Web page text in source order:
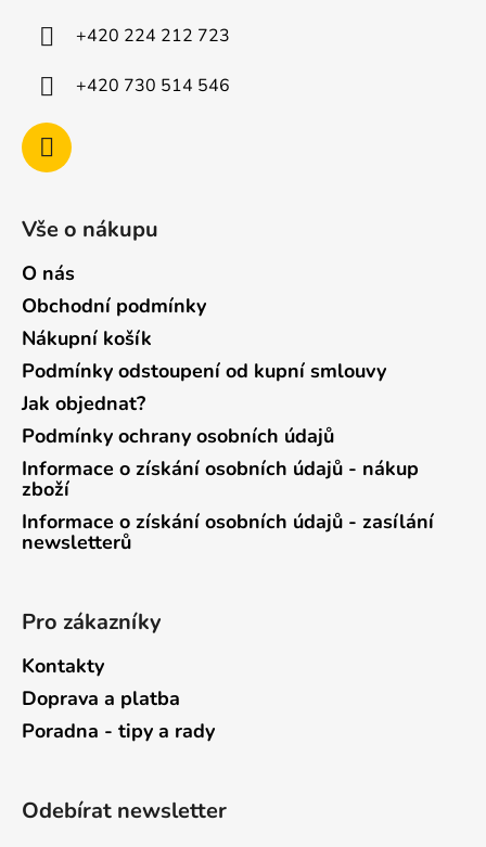
+420 224 212 723
+420 730 514 546
Vše o nákupu
O nás
Obchodní podmínky
Nákupní košík
Podmínky odstoupení od kupní smlouvy
Jak objednat?
Podmínky ochrany osobních údajů
Informace o získání osobních údajů - nákup
zboží
Informace o získání osobních údajů - zasílání
newsletterů
Pro zákazníky
Kontakty
Doprava a platba
Poradna - tipy a rady
Odebírat newsletter